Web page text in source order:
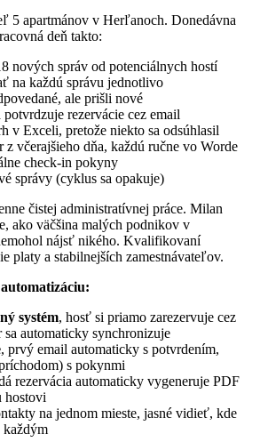
5 apartmánov v Herľanoch. Donedávna
deň takto:
nových správ od potenciálnych hostí
na každú správu jednotlivo
ale prišli nové
potvrdzuje rezervácie cez email
v Exceli, pretože niekto sa odsúhlasil
z včerajšieho dňa, každú ručne vo Worde
check-in pokyny
správy (cyklus sa opakuje)
čistej administratívnej práce. Milan
ako väčšina malých podnikov v
nájsť nikého. Kvalifikovaní
platy a stabilnejších zamestnávateľov.
systém, hosť si priamo zarezervuje cez
automaticky synchronizuje
, prvý email automaticky s potvrdením,
s pokynmi
rezervácia automaticky vygeneruje PDF
hostovi
na jednom mieste, jasné vidieť, kde
každým